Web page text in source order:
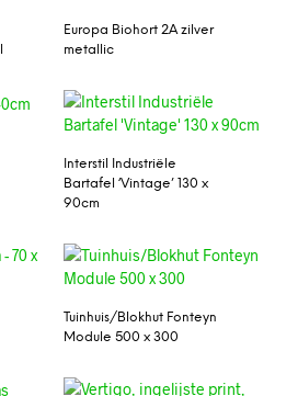
Europa Biohort 2A zilver
metallic
Interstil Industriële
Bartafel ‘Vintage’ 130 x
90cm
Tuinhuis/Blokhut Fonteyn
Module 500 x 300